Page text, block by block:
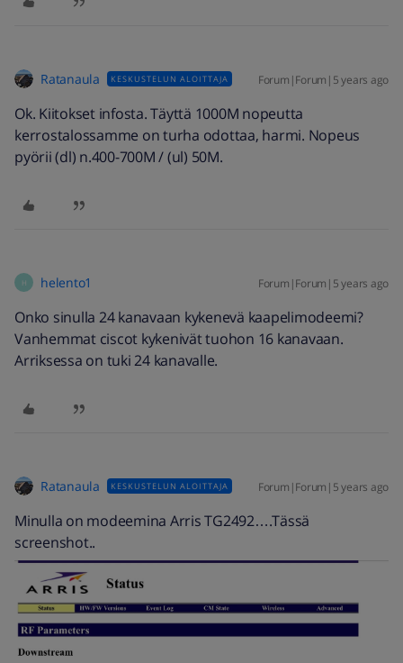
Ratanaula KESKUSTELUN ALOITTAJA Forum|Forum|5 years ago
Ok. Kiitokset infosta. Täyttä 1000M nopeutta
kerrostalossamme on turha odottaa, harmi. Nopeus
pyörii (dl) n.400-700M / (ul) 50M.
H helento1 Forum|Forum|5 years ago
Onko sinulla 24 kanavaan kykenevä kaapelimodeemi?
Vanhemmat ciscot kykenivät tuohon 16 kanavaan.
Arriksessa on tuki 24 kanavalle.
Ratanaula KESKUSTELUN ALOITTAJA Forum|Forum|5 years ago
Minulla on modeemina Arris TG2492….Tässä
screenshot..